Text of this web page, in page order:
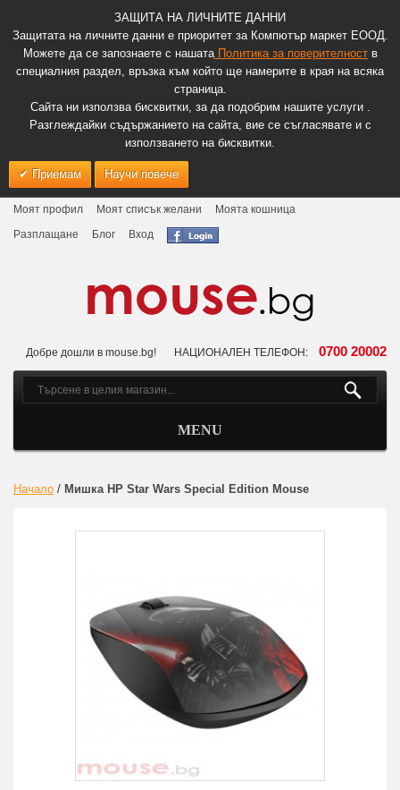
ЗАЩИТА НА ЛИЧНИТЕ ДАННИ
Защитата на личните данни е приоритет за Компютър маркет ЕООД.
Можете да се запознаете с нашатаПолитика за поверителноств
специалния раздел, връзка към който ще намерите в края на всяка
страница.
Сайта ни използва бисквитки, за да подобрим нашите услуги .
Разглеждайки съдържанието на сайта, вие се съгласявате и с
използването на бисквитки.
Приемам Научи повече
Моят профил Моят списък желани
Моята кошница
Разплащане
Блог Вход
Добре дошли в mouse.bg! НАЦИОНАЛЕН ТЕЛЕФОН: 0700 20002
MENU
Начало / Мишка HP Star Wars Special Edition Mouse